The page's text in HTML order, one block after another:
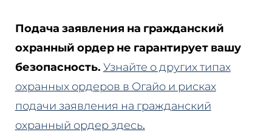
Подача заявления на гражданский
охранный ордер не гарантирует вашу
безопасность. Узнайте о других типах
охранных ордеров в Огайо и рисках
подачи заявления на гражданский
охранный ордер здесь.